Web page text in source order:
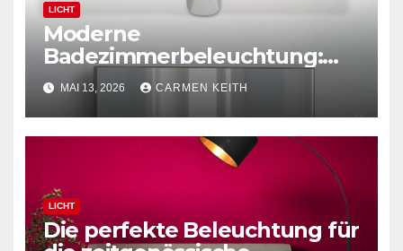
LICHT
Moderne
Badezimmerbeleuchtung:
Polierte Chrom-Wandleuchte
MAI 13, 2026 CARMEN KEITH
LICHT
Die perfekte Beleuchtung für